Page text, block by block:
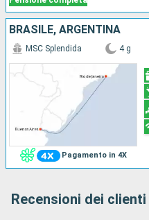
BRASILE, ARGENTINA
Pagamento in 4X
MSC Splendida 4 g
Recensioni dei